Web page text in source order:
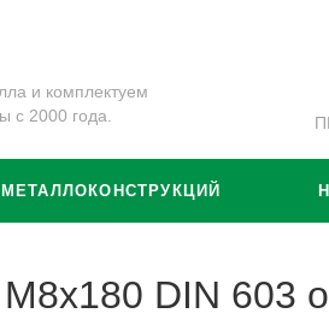
и комплектуем
с 2000 года.
DIN 603